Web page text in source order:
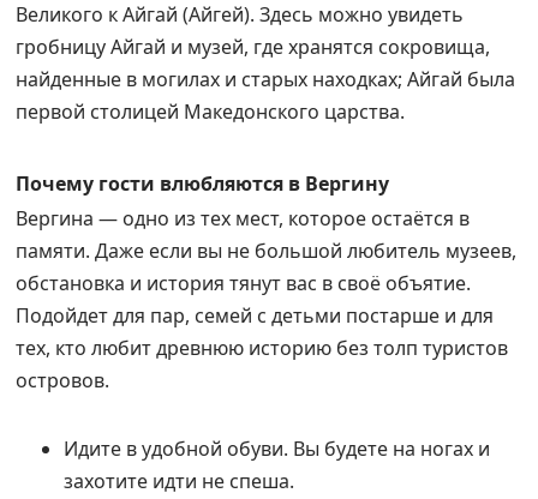
Великого к Айгай (Айгей). Здесь можно увидеть
гробницу Айгай и музей, где хранятся сокровища,
найденные в могилах и старых находках; Айгай была
первой столицей Македонского царства.
Почему гости влюбляются в Вергину
Вергина — одно из тех мест, которое остаётся в
памяти. Даже если вы не большой любитель музеев,
обстановка и история тянут вас в своё объятие.
Подойдет для пар, семей с детьми постарше и для
тех, кто любит древнюю историю без толп туристов
островов.
Идите в удобной обуви. Вы будете на ногах и
захотите идти не спеша.